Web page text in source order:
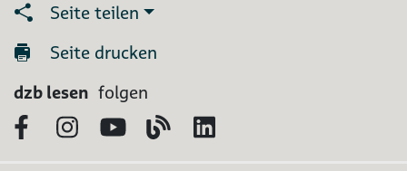
Seite teilen
Seite drucken
dzb lesen folgen
FacebookInstagram
YouTubeBlog